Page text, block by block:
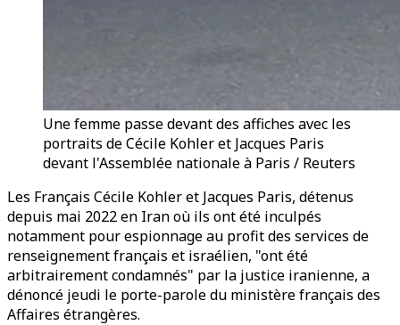
Une femme passe devant des affiches avec les
portraits de Cécile Kohler et Jacques Paris
devant l'Assemblée nationale à Paris / Reuters
Les Français Cécile Kohler et Jacques Paris, détenus
depuis mai 2022 en Iran où ils ont été inculpés
notamment pour espionnage au profit des services de
renseignement français et israélien, "ont été
arbitrairement condamnés" par la justice iranienne, a
dénoncé jeudi le porte-parole du ministère français des
Affaires étrangères.